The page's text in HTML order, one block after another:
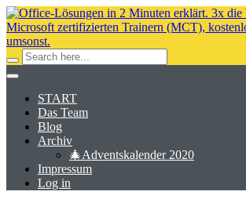
START
Das Team
Blog
Archiv
🎄Adventskalender 2020
Impressum
Log in